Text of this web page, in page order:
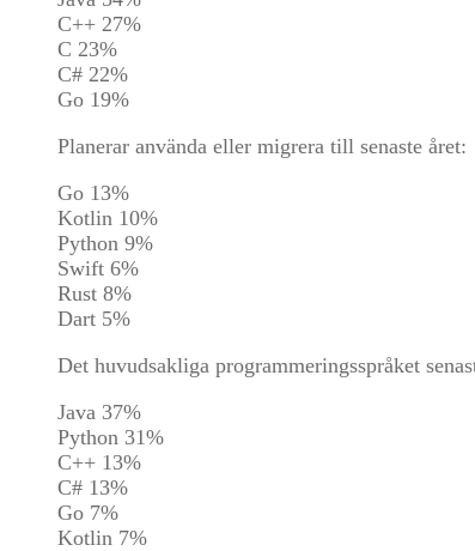
C++ 27%
C 23%
C# 22%
Go 19%
Planerar använda eller migrera till senaste året:
Go 13%
Kotlin 10%
Python 9%
Swift 6%
Rust 8%
Dart 5%
Det huvudsakliga programmeringsspråket
Java 37%
Python 31%
C++ 13%
C# 13%
Go 7%
Kotlin 7%